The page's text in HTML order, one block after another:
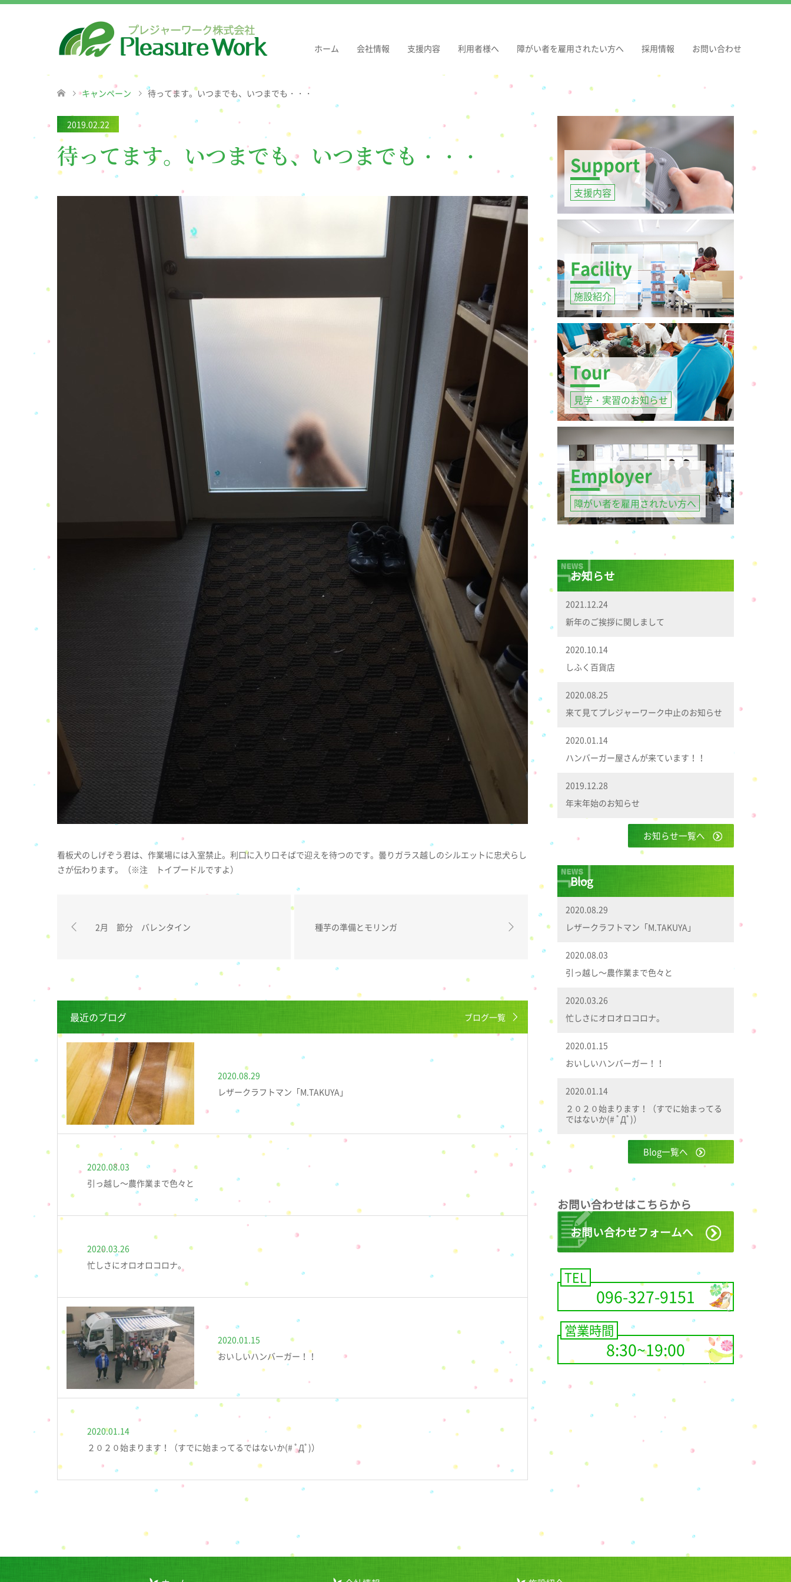
ホーム 会社情報 支援内容 利用者様へ 障がい者を雇用されたい方へ 採用情報 お問い合わせ
キャンペーン 待ってます。いつまでも、いつまでも・・・
2019.02.22
待ってます。いつまでも、いつまでも・・・
看板犬のしげぞう君は、作業場には入室禁止。利口に入り口そばで迎えを待つのです。曇りガラス越しのシルエットに忠犬らし
さが伝わります。（※注 トイプードルですよ）
2月 節分 バレンタイン 種芋の準備とモリンガ
最近のブログ ブログ一覧
2020.08.29
レザークラフトマン「M.TAKUYA」
2020.08.03
引っ越し～農作業まで色々と
2020.03.26
忙しさにオロオロコロナ。
2020.01.15
おいしいハンバーガー！！
2020.01.14
２０２０始まります！（すでに始まってるではないか(# ﾟДﾟ)）
Support
支援内容
Facility
施設紹介
Tour
見学・実習のお知らせ
Employer
障がい者を雇用されたい方へ
お知らせ
2021.12.24
新年のご挨拶に関しまして
2020.10.14
しふく百貨店
2020.08.25
来て見てプレジャーワーク中止のお知らせ
2020.01.14
ハンバーガー屋さんが来ています！！
2019.12.28
年末年始のお知らせ
お知らせ一覧へ
Blog
2020.08.29
レザークラフトマン「M.TAKUYA」
2020.08.03
引っ越し～農作業まで色々と
2020.03.26
忙しさにオロオロコロナ。
2020.01.15
おいしいハンバーガー！！
2020.01.14
２０２０始まります！（すでに始まってる
ではないか(# ﾟДﾟ)）
Blog一覧へ
お問い合わせはこちらから
お問い合わせフォームへ
TEL
096-327-9151
営業時間
8:30~19:00